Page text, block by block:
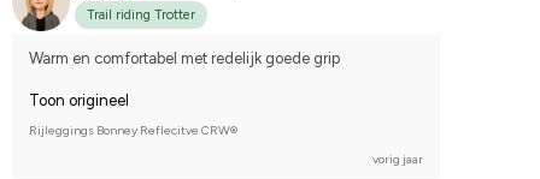
Trail riding Trotter
Warm en comfortabel met redelijk goede grip
Toon origineel
Rijleggings Bonney Reflecitve CRW®
vorig jaar